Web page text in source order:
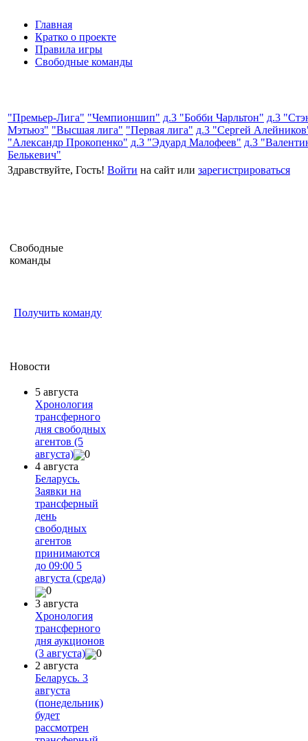
Главная
Кратко о проекте
Правила игры
Свободные команды
"Премьер-Лига" "Чемпионшип" д.3 "Бобби Чарльтон" д.3
Мэтьюз" "Высшая лига" "Первая лига" д.3 "Сергей
"Александр Прокопенко" д.3 "Эдуард Малофеев" д.3
Белькевич"
Здравствуйте, Гость! Войти на сайт или зарегистрироваться
Свободные
команды
Получить команду
Новости
5 августа
Хронология
трансферного
дня свободных
агентов (5
августа)
0
4 августа
Беларусь.
Заявки на
трансферный
день
свободных
агентов
принимаются
до 09:00 5
августа (среда)
0
3 августа
Хронология
трансферного
дня аукционов
(3 августа)
0
2 августа
Беларусь. 3
августа
(понедельник)
будет
рассмотрен